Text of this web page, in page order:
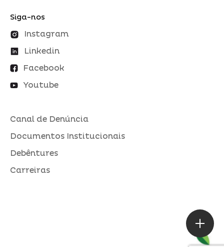
Siga-nos
Instagram
Linkedin
Facebook
Youtube
Canal de Denúncia
Documentos Institucionais
Debêntures
Carreiras